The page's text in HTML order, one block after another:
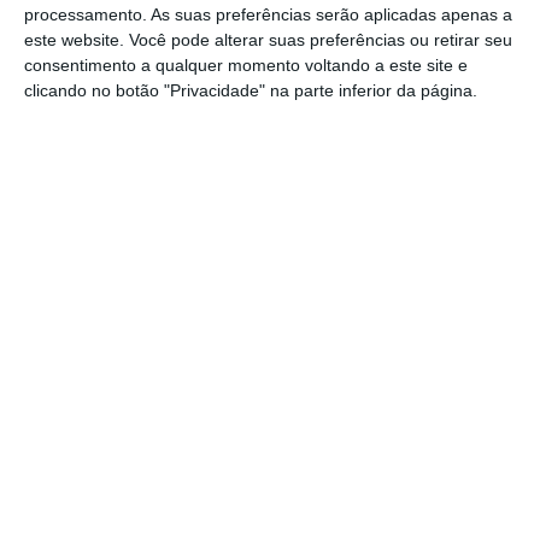
processamento. As suas preferências serão aplicadas apenas a
este website. Você pode alterar suas preferências ou retirar seu
consentimento a qualquer momento voltando a este site e
clicando no botão "Privacidade" na parte inferior da página.
Esta assinatura é uma forma de apoiar
o ECO e os seus jornalistas. A nossa
contrapartida é o jornalismo